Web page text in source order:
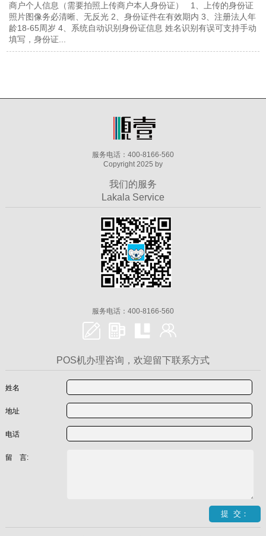
商户个人信息（需要拍照上传商户本人身份证） 1、上传的身份证
照片图像务必清晰、无反光 2、身份证件在有效期内 3、注册法人年
龄18-65周岁 4、系统自动识别身份证信息 姓名识别有误可支持手动
填写，身份证...
服务电话：400-8166-560
Copyright 2025 by
我们的服务
Lakala Service
服务电话：400-8166-560
POS机办理咨询，欢迎留下联系方式
姓名
地址
电话
留 言: